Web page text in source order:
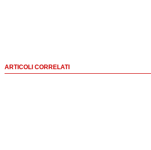
ARTICOLI CORRELATI